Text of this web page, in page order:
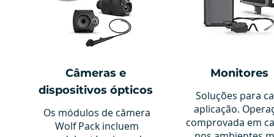
Câmeras e
dispositivos ópticos
Os módulos de câmera
Wolf Pack incluem
Monitores
Soluções para
aplicação.
comprovada em